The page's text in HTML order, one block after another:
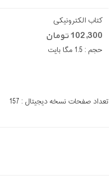
کتاب الکترونیکی
102,300 تومان
حجم : 1.5 مگا بایت
تعداد صفحات نسخه دیجیتال : 157